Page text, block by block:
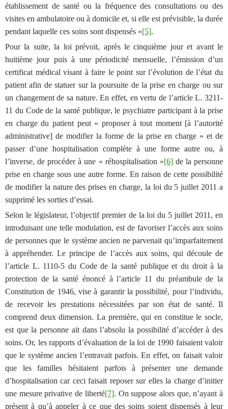
établissement de santé ou la fréquence des consultations ou des
visites en ambulatoire ou à domicile et, si elle est prévisible, la durée
pendant laquelle ces soins sont dispensés »[5].
Pour la suite, la loi prévoit, après le cinquième jour et avant le
huitième jour puis à une périodicité mensuelle, l’émission d’un
certificat médical visant à faire le point sur l’évolution de l’état du
patient afin de statuer sur la poursuite de la prise en charge ou sur
un changement de sa nature. En effet, en vertu de l’article L. 3211-
11 du Code de la santé publique, le psychiatre participant à la prise
en charge du patient peut « proposer à tout moment [à l’autorité
administrative] de modifier la forme de la prise en charge » et de
passer d’une hospitalisation complète à une forme autre ou, à
l’inverse, de procéder à une « réhospitalisation »[6]de la personne
prise en charge sous une autre forme. En raison de cette possibilité
de modifier la nature des prises en charge, la loi du 5 juillet 2011 a
supprimé les sorties d’essai.
Selon le législateur, l’objectif premier de la loidu 5 juillet 2011, en
introduisant une telle modulation, est de favoriser l’accès aux soins
de personnes que le système ancien ne parvenait qu’imparfaitement
à appréhender. Le principe de l’accès aux soins, qui découle de
l’article L. 1110-5 du Code de la santé publique et du droit à la
protection de la santé énoncé à l’article 11 du préambule de la
Constitution de 1946, vise à garantir la possibilité, pour l’individu,
de recevoir les prestations nécessitées par son état de santé. Il
comprend deux dimension. La première, qui en constitue le socle,
est que la personne ait dans l’absolu la possibilité d’accéder à des
soins. Or, les rapports d’évaluation de la loi de 1990 faisaient valoir
que le système ancien l’entravait parfois. En effet, on faisait valoir
que les familles hésitaient parfois à présenter une demande
d’hospitalisation car ceci faisait reposer sur elles la charge d’initier
une mesure privative de liberté[7]. On suppose alors que, n’ayant à
présent à qu’à appeler à ce que des soins soient dispensés à leur